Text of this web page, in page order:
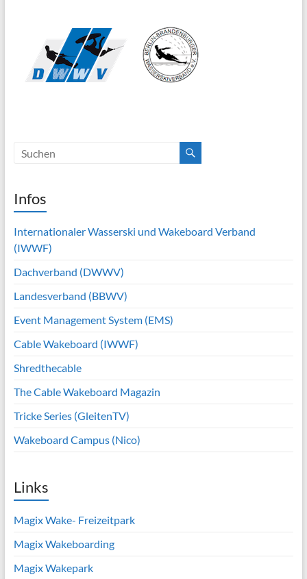
Infos
Internationaler Wasserski und Wakeboard Verband
(IWWF)
Dachverband (DWWV)
Landesverband (BBWV)
Event Management System (EMS)
Cable Wakeboard (IWWF)
Shredthecable
The Cable Wakeboard Magazin
Tricke Series (GleitenTV)
Wakeboard Campus (Nico)
Links
Magix Wake- Freizeitpark
Magix Wakeboarding
Magix Wakepark